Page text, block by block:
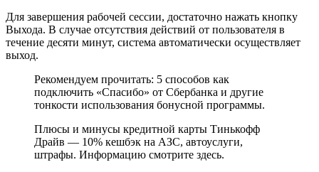
Для завершения рабочей сессии, достаточно нажать кнопку
Выхода. В случае отсутствия действий от пользователя в
течение десяти минут, система автоматически осуществляет
выход.
Рекомендуем прочитать: 5 способов как
подключить «Спасибо» от Сбербанка и другие
тонкости использования бонусной программы.
Плюсы и минусы кредитной карты Тинькофф
Драйв — 10% кешбэк на АЗС, автоуслуги,
штрафы. Информацию смотрите здесь.